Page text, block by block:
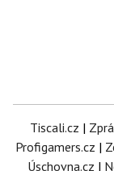
Tiscali.cz |
Profigamers.cz |
Úschovna.cz |